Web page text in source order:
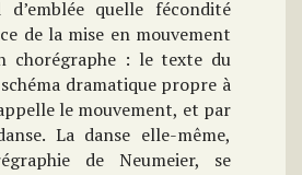
quelle fécondité
de la mise en mouvement
chorégraphe : le texte du
dramatique propre à
le mouvement, et par
La danse elle-même,
de Neumeier, se